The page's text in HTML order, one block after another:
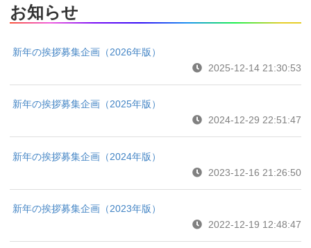
お知らせ
新年の挨拶募集企画（2026年版）
2025-12-14 21:30:53
新年の挨拶募集企画（2025年版）
2024-12-29 22:51:47
新年の挨拶募集企画（2024年版）
2023-12-16 21:26:50
新年の挨拶募集企画（2023年版）
2022-12-19 12:48:47